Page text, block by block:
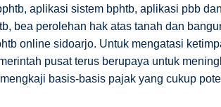
aplikasi sistem bphtb, aplikasi pbb
bea perolehan hak atas tanah dan
online sidoarjo. Untuk mengatasi
pusat terus berupaya untuk
basis-basis pajak yang cukup